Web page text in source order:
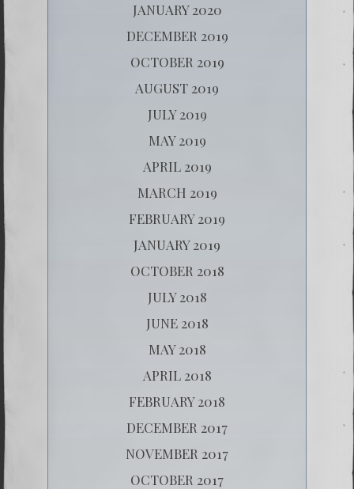
JANUARY 2020
DECEMBER 2019
OCTOBER 2019
AUGUST 2019
JULY 2019
MAY 2019
APRIL 2019
MARCH 2019
FEBRUARY 2019
JANUARY 2019
OCTOBER 2018
JULY 2018
JUNE 2018
MAY 2018
APRIL 2018
FEBRUARY 2018
DECEMBER 2017
NOVEMBER 2017
OCTOBER 2017